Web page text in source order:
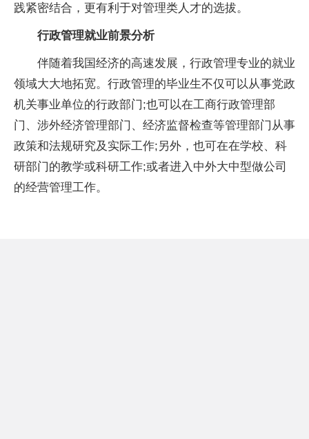
践紧密结合，更有利于对管理类人才的选拔。
行政管理就业前景分析
伴随着我国经济的高速发展，行政管理专业的就业
领域大大地拓宽。行政管理的毕业生不仅可以从事党政
机关事业单位的行政部门;也可以在工商行政管理部
门、涉外经济管理部门、经济监督检查等管理部门从事
政策和法规研究及实际工作;另外，也可在在学校、科
研部门的教学或科研工作;或者进入中外大中型做公司
的经营管理工作。